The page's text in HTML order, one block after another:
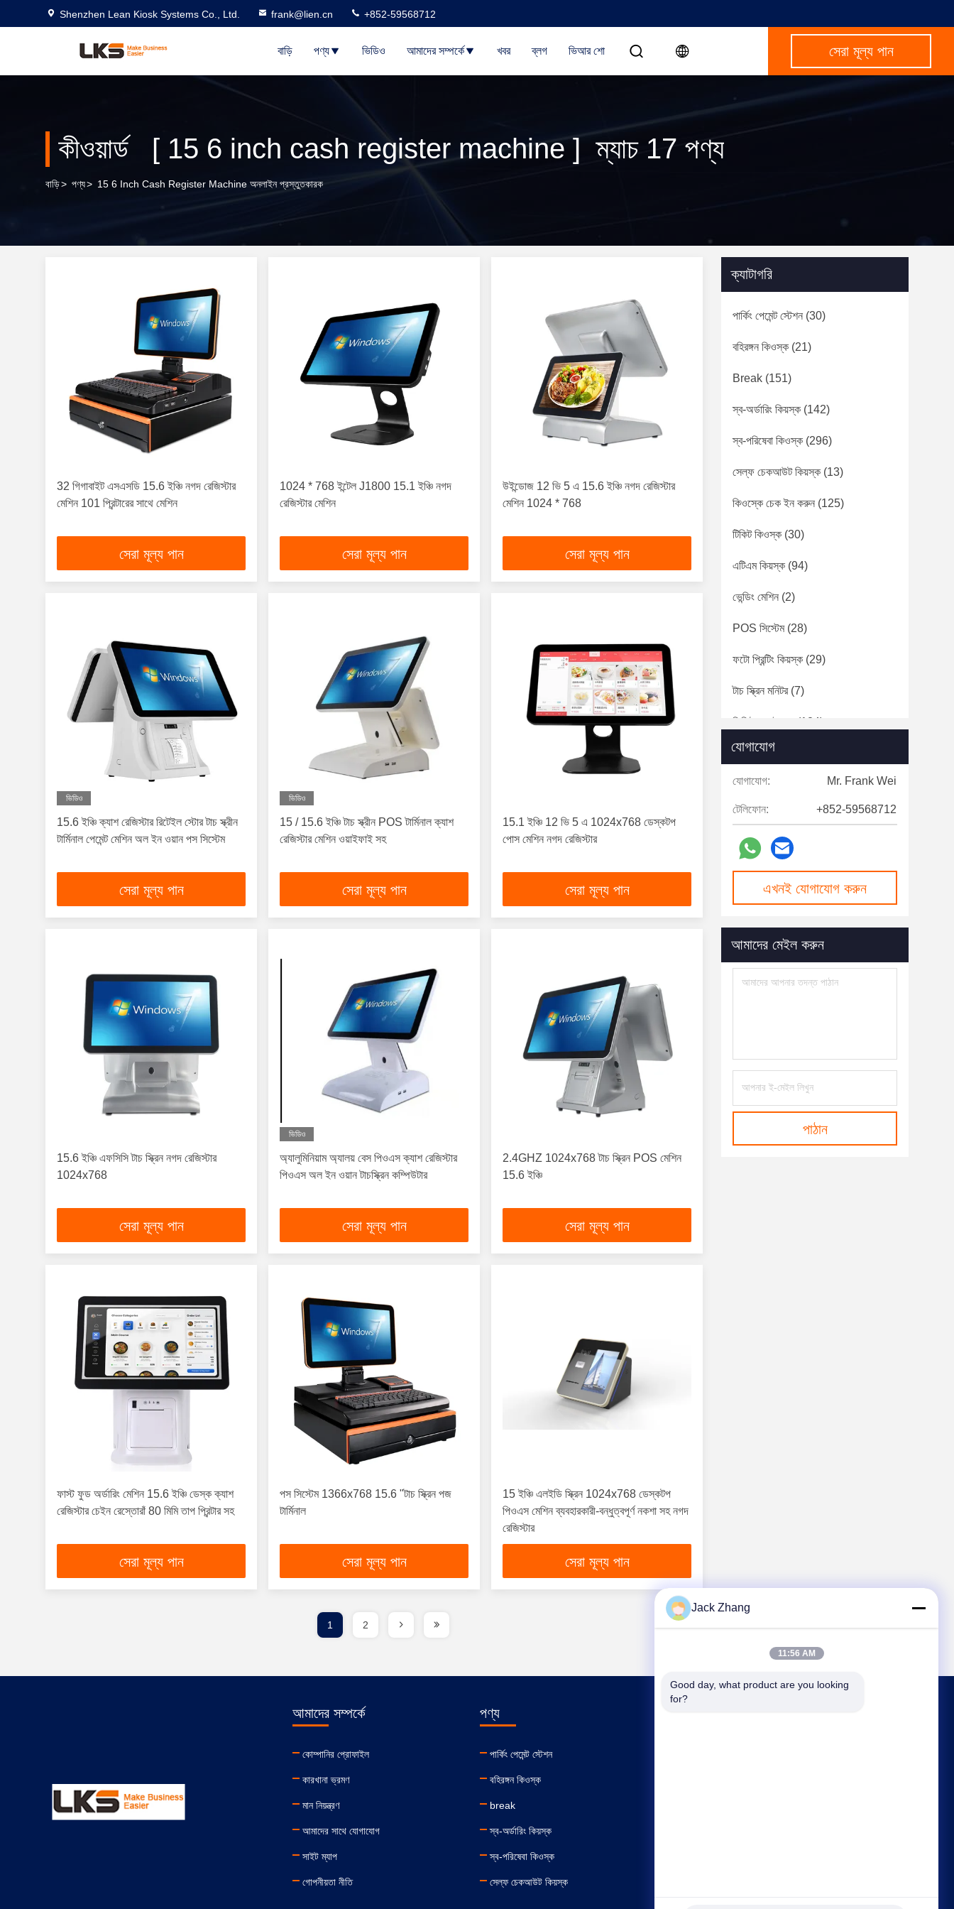
Shenzhen Lean Kiosk Systems Co., Ltd. frank@lien.cn +852-59568712
বাড়ি পণ্য ভিডিও আমাদের সম্পর্কে খবর ব্লগ ভিআর শো সেরা মূল্য পান
কীওয়ার্ড [ 15 6 inch cash register machine ] ম্যাচ 17 পণ্য
বাড়ি> পণ্য> 15 6 Inch Cash Register Machine অনলাইন প্রস্তুতকারক
32 গিগাবাইট এসএসডি 15.6 ইঞ্চি নগদ রেজিস্টার
মেশিন 101 প্রিন্টারের সাথে মেশিন
সেরা মূল্য পান
1024 * 768 ইন্টেল J1800 15.1 ইঞ্চি নগদ
রেজিস্টার মেশিন
সেরা মূল্য পান
উইন্ডোজ 12 ভি 5 এ 15.6 ইঞ্চি নগদ রেজিস্টার
মেশিন 1024 * 768
সেরা মূল্য পান
ভিডিও
15.6 ইঞ্চি ক্যাশ রেজিস্টার রিটেইল স্টোর টাচ স্ক্রীন
টার্মিনাল পেমেন্ট মেশিন অল ইন ওয়ান পস সিস্টেম
সেরা মূল্য পান
ভিডিও
15 / 15.6 ইঞ্চি টাচ স্ক্রীন POS টার্মিনাল ক্যাশ
রেজিস্টার মেশিন ওয়াইফাই সহ
সেরা মূল্য পান
15.1 ইঞ্চি 12 ভি 5 এ 1024x768 ডেস্কটপ
পোস মেশিন নগদ রেজিস্টার
সেরা মূল্য পান
15.6 ইঞ্চি এফসিসি টাচ স্ক্রিন নগদ রেজিস্টার
1024x768
সেরা মূল্য পান
ভিডিও
অ্যালুমিনিয়াম অ্যালয় বেস পিওএস ক্যাশ রেজিস্টার
পিওএস অল ইন ওয়ান টাচস্ক্রিন কম্পিউটার
সেরা মূল্য পান
2.4GHZ 1024x768 টাচ স্ক্রিন POS মেশিন
15.6 ইঞ্চি
সেরা মূল্য পান
ফাস্ট ফুড অর্ডারিং মেশিন 15.6 ইঞ্চি ডেস্ক ক্যাশ
রেজিস্টার চেইন রেস্তোরাঁ 80 মিমি তাপ প্রিন্টার সহ
সেরা মূল্য পান
পস সিস্টেম 1366x768 15.6 "টাচ স্ক্রিন পজ
টার্মিনাল
সেরা মূল্য পান
15 ইঞ্চি এলইডি স্ক্রিন 1024x768 ডেস্কটপ
পিওএস মেশিন ব্যবহারকারী-বন্ধুত্বপূর্ণ নকশা সহ নগদ
রেজিস্টার
সেরা মূল্য পান
ক্যাটাগরি
পার্কিং পেমেন্ট স্টেশন (30)
বহিরঙ্গন কিওস্ক (21)
Break (151)
স্ব-অর্ডারিং কিয়স্ক (142)
স্ব-পরিষেবা কিওস্ক (296)
সেল্ফ চেকআউট কিয়স্ক (13)
কিওস্কে চেক ইন করুন (125)
টিকিট কিওস্ক (30)
এটিএম কিয়স্ক (94)
ভেন্ডিং মেশিন (2)
POS সিস্টেম(28)
ফটো প্রিন্টিং কিয়স্ক (29)
টাচ স্ক্রিন মনিটর(7)
ডিজিটাল সাইনেজ (124)
স্পিড গেটস(12)
যোগাযোগ
যোগাযোগ: Mr. Frank Wei
টেলিফোন: +852-59568712
এখনই যোগাযোগ করুন
আমাদের মেইল ​​করুন
পাঠান
1 2
আমাদের সম্পর্কে
কোম্পানির প্রোফাইল
কারখানা ভ্রমণ
মান নিয়ন্ত্রণ
আমাদের সাথে যোগাযোগ
সাইট ম্যাপ
গোপনীয়তা নীতি
পণ্য
পার্কিং পেমেন্ট স্টেশন
বহিরঙ্গন কিওস্ক
break
স্ব-অর্ডারিং কিয়স্ক
স্ব-পরিষেবা কিওস্ক
সেল্ফ চেকআউট কিয়স্ক
Jack Zhang
11:56 AM
Good day, what product are you looking
for?